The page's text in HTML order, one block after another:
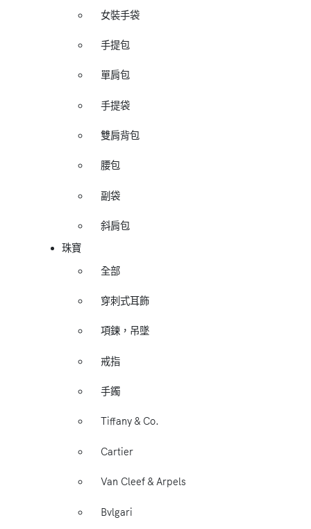
女裝手袋
手提包
單肩包
手提袋
雙肩背包
腰包
副袋
斜肩包
珠寶
全部
穿刺式耳飾
項鍊，吊墜
戒指
手鐲
Tiffany & Co.
Cartier
Van Cleef & Arpels
Bvlgari